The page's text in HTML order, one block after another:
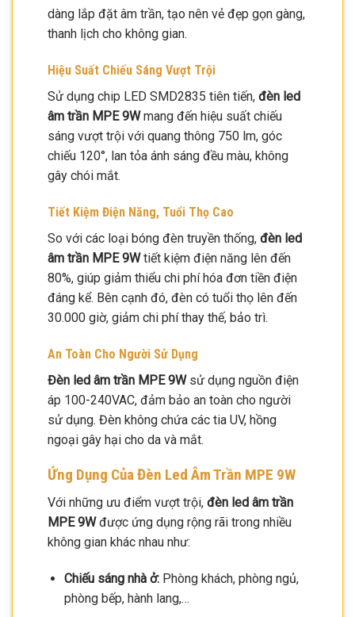
dàng lắp đặt âm trần, tạo nên vẻ đẹp gọn gàng,
thanh lịch cho không gian.
Hiệu Suất Chiếu Sáng Vượt Trội
Sử dụng chip LED SMD2835 tiên tiến, đèn led
âm trần MPE 9Wmang đến hiệu suất chiếu
sáng vượt trội với quang thông 750 lm, góc
chiếu 120°, lan tỏa ánh sáng đều màu, không
gây chói mắt.
Tiết Kiệm Điện Năng, Tuổi Thọ Cao
So với các loại bóng đèn truyền thống, đèn led
âm trần MPE 9Wtiết kiệm điện năng lên đến
80%, giúp giảm thiểu chi phí hóa đơn tiền điện
đáng kể. Bên cạnh đó, đèn có tuổi thọ lên đến
30.000 giờ, giảm chi phí thay thế, bảo trì.
An Toàn Cho Người Sử Dụng
Đèn led âm trần MPE 9Wsử dụng nguồn điện
áp 100-240VAC, đảm bảo an toàn cho người
sử dụng. Đèn không chứa các tia UV, hồng
ngoại gây hại cho da và mắt.
Ứng Dụng Của Đèn Led Âm Trần MPE 9W
Với những ưu điểm vượt trội, đèn led âm trần
MPE 9Wđược ứng dụng rộng rãi trong nhiều
không gian khác nhau như:
Chiếu sáng nhà ở:Phòng khách, phòng ngủ,
phòng bếp, hành lang,…